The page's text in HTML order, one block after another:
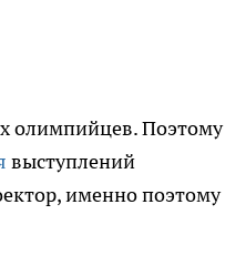
олимпийцев. Поэтому
выступлений
именно поэтому